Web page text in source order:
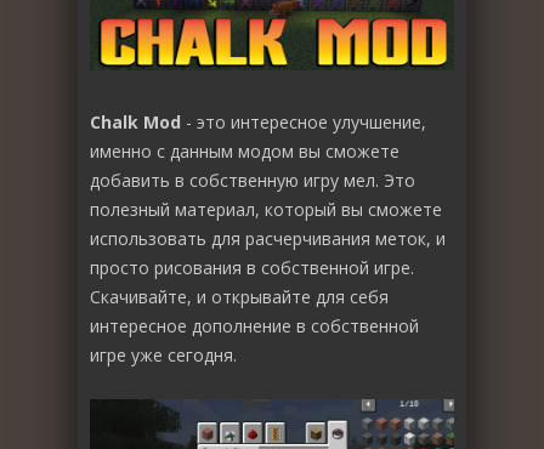
Chalk Mod - это интересное улучшение,
именно с данным модом вы сможете
добавить в собственную игру мел. Это
полезный материал, который вы сможете
использовать для расчерчивания меток, и
просто рисования в собственной игре.
Скачивайте, и открывайте для себя
интересное дополнение в собственной
игре уже сегодня.